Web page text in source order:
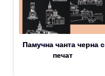
Памучна чанта черна с
печат